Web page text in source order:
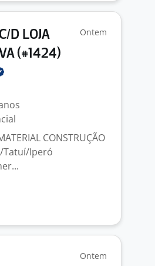
D LOJA
(#1424)
Ontem
CONSTRUÇÃO
Tatuí/Iperó
Ontem